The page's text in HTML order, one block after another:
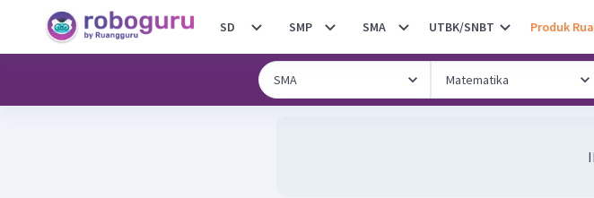
SD SMP SMA UTBK/SNBT Produk